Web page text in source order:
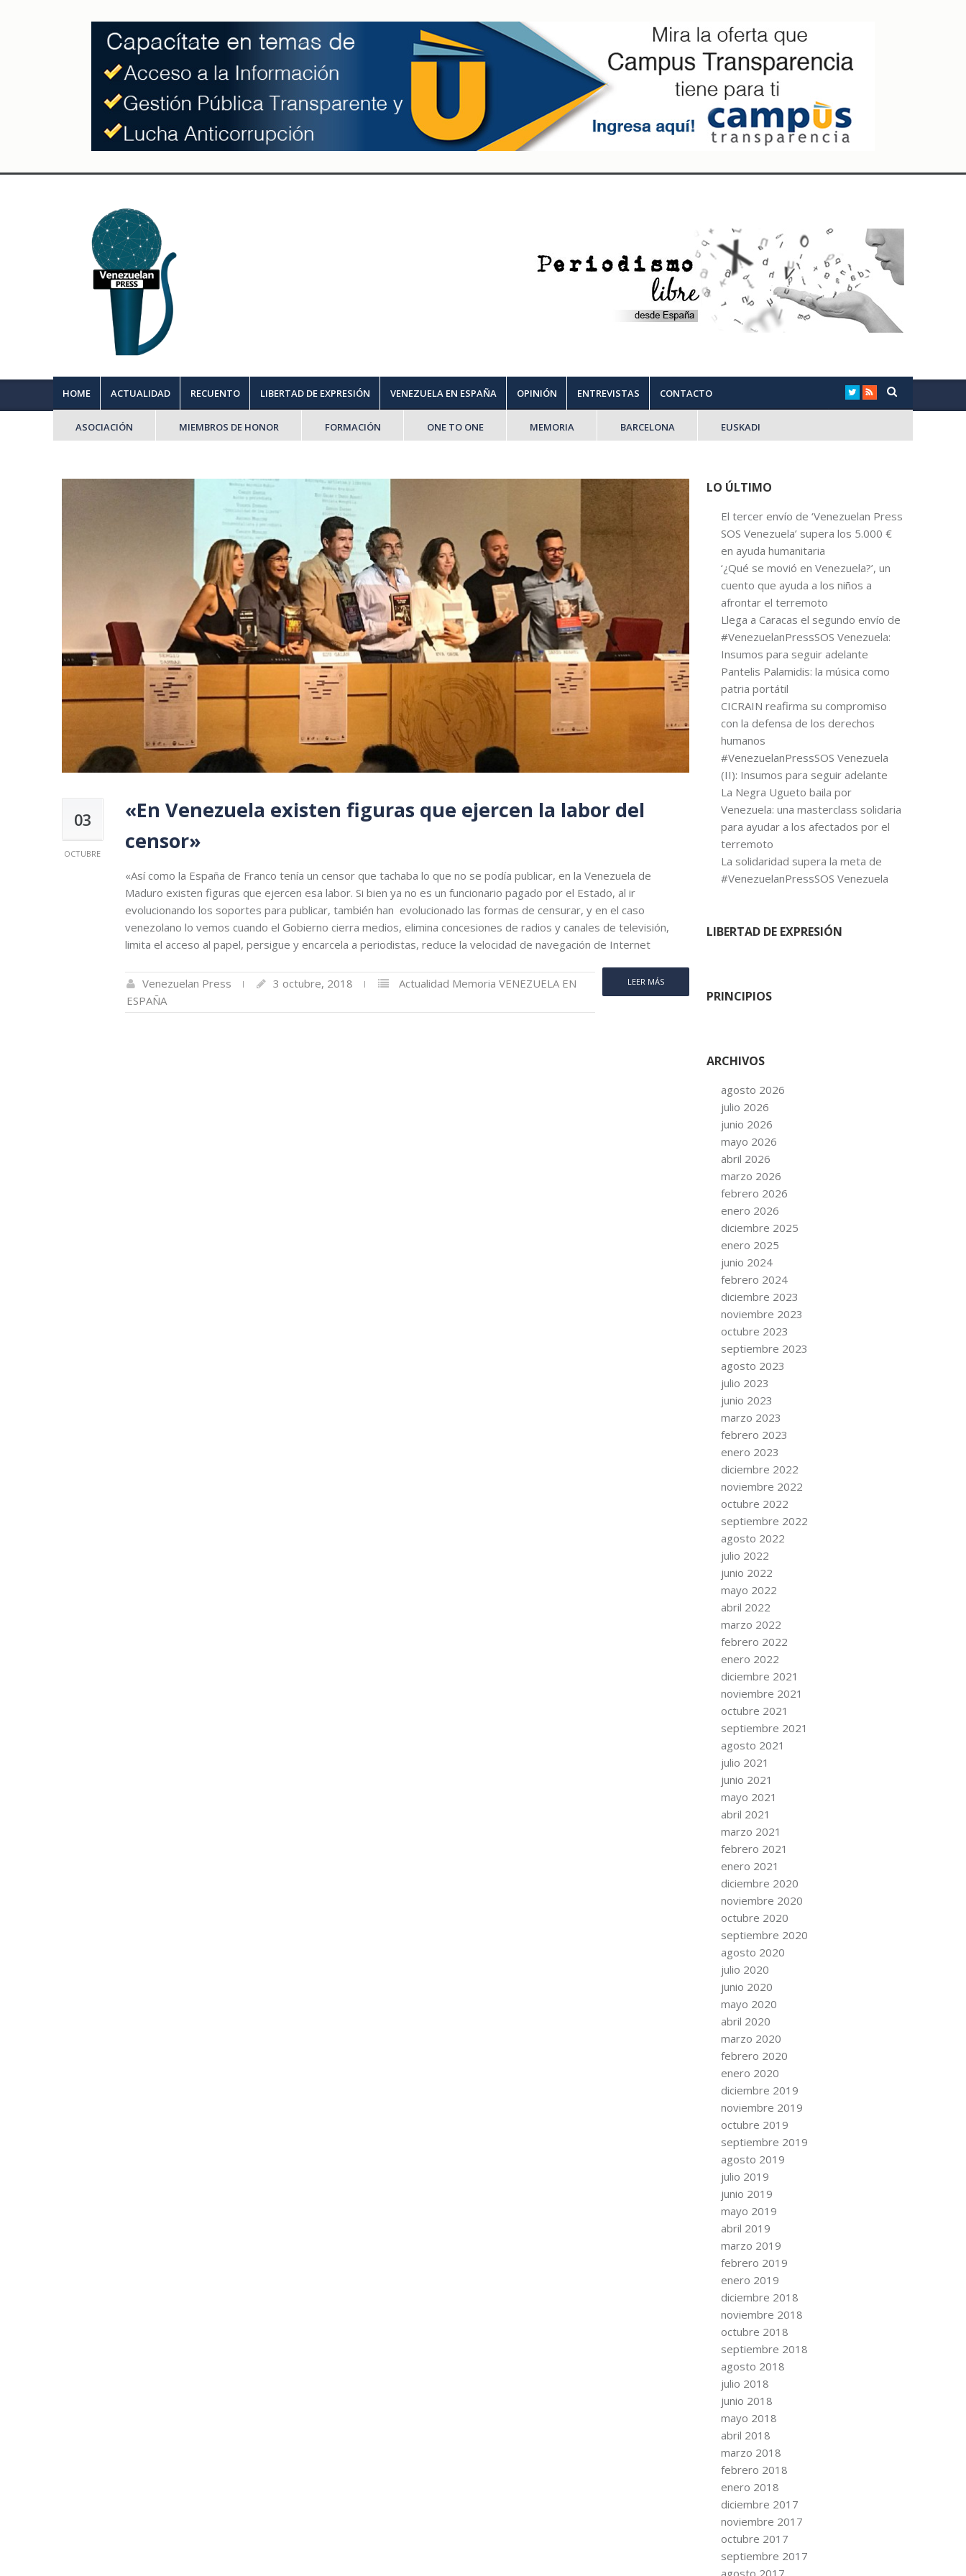
HOME ACTUALIDAD RECUENTO LIBERTAD DE EXPRESIÓN VENEZUELA EN ESPAÑA OPINIÓN ENTREVISTAS CONTACTO
ASOCIACIÓN MIEMBROS DE HONOR FORMACIÓN ONE TO ONE MEMORIA BARCELONA EUSKADI
03
OCTUBRE
«En Venezuela existen figuras que ejercen la labor del
censor»
«Así como la España de Franco tenía un censor que tachaba lo que no se podía publicar, en la Venezuela de
Maduro existen figuras que ejercen esa labor. Si bien ya no es un funcionario pagado por el Estado, al ir
evolucionando los soportes para publicar, también han evolucionado las formas de censurar, y en el caso
venezolano lo vemos cuando el Gobierno cierra medios, elimina concesiones de radios y canales de televisión,
limita el acceso al papel, persigue y encarcela a periodistas, reduce la velocidad de navegación de Internet
LEER MÁS
Venezuelan Press 3 octubre, 2018 Actualidad Memoria VENEZUELA EN
ESPAÑA
LO ÚLTIMO
El tercer envío de ‘Venezuelan Press
SOS Venezuela’ supera los 5.000 €
en ayuda humanitaria
‘¿Qué se movió en Venezuela?’, un
cuento que ayuda a los niños a
afrontar el terremoto
Llega a Caracas el segundo envío de
#VenezuelanPressSOS Venezuela:
Insumos para seguir adelante
Pantelis Palamidis: la música como
patria portátil
CICRAIN reafirma su compromiso
con la defensa de los derechos
humanos
#VenezuelanPressSOS Venezuela
(II): Insumos para seguir adelante
La Negra Ugueto baila por
Venezuela: una masterclass solidaria
para ayudar a los afectados por el
terremoto
La solidaridad supera la meta de
#VenezuelanPressSOS Venezuela
LIBERTAD DE EXPRESIÓN
PRINCIPIOS
ARCHIVOS
agosto 2026
julio 2026
junio 2026
mayo 2026
abril 2026
marzo 2026
febrero 2026
enero 2026
diciembre 2025
enero 2025
junio 2024
febrero 2024
diciembre 2023
noviembre 2023
octubre 2023
septiembre 2023
agosto 2023
julio 2023
junio 2023
marzo 2023
febrero 2023
enero 2023
diciembre 2022
noviembre 2022
octubre 2022
septiembre 2022
agosto 2022
julio 2022
junio 2022
mayo 2022
abril 2022
marzo 2022
febrero 2022
enero 2022
diciembre 2021
noviembre 2021
octubre 2021
septiembre 2021
agosto 2021
julio 2021
junio 2021
mayo 2021
abril 2021
marzo 2021
febrero 2021
enero 2021
diciembre 2020
noviembre 2020
octubre 2020
septiembre 2020
agosto 2020
julio 2020
junio 2020
mayo 2020
abril 2020
marzo 2020
febrero 2020
enero 2020
diciembre 2019
noviembre 2019
octubre 2019
septiembre 2019
agosto 2019
julio 2019
junio 2019
mayo 2019
abril 2019
marzo 2019
febrero 2019
enero 2019
diciembre 2018
noviembre 2018
octubre 2018
septiembre 2018
agosto 2018
julio 2018
junio 2018
mayo 2018
abril 2018
marzo 2018
febrero 2018
enero 2018
diciembre 2017
noviembre 2017
octubre 2017
septiembre 2017
agosto 2017